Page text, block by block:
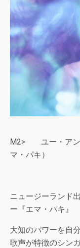
M2> ユー・ア
マ・パキ）
ニュージーランド
ー『エマ・パキ』
大知のパワーを自
歌声が特徴のシンガ